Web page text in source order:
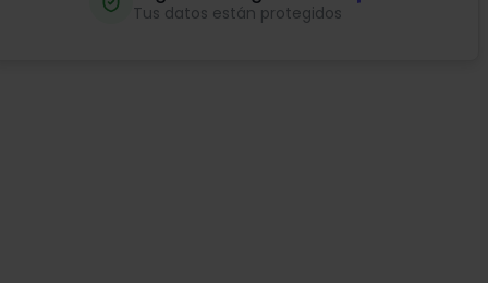
Tus datos están protegidos